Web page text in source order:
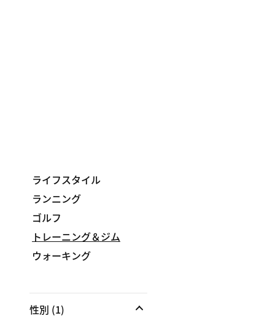
ライフスタイル
ランニング
ゴルフ
トレーニング＆ジム
ウォーキング
性別 (1)